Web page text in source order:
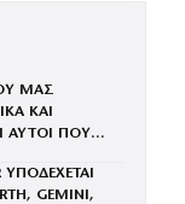
ΜΑΣ
ΚΑΙ
ΑΥΤΟΙ ΠΟΥ
ΥΠΟΔΕΧΕΤΑΙ
GEMINI,